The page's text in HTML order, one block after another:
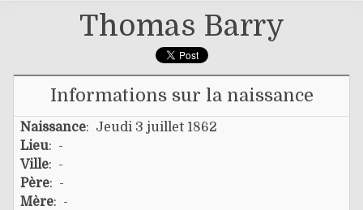
Thomas Barry
Informations sur la naissance
Naissance: Jeudi 3 juillet 1862
Lieu: -
Ville: -
Père: -
Mère: -